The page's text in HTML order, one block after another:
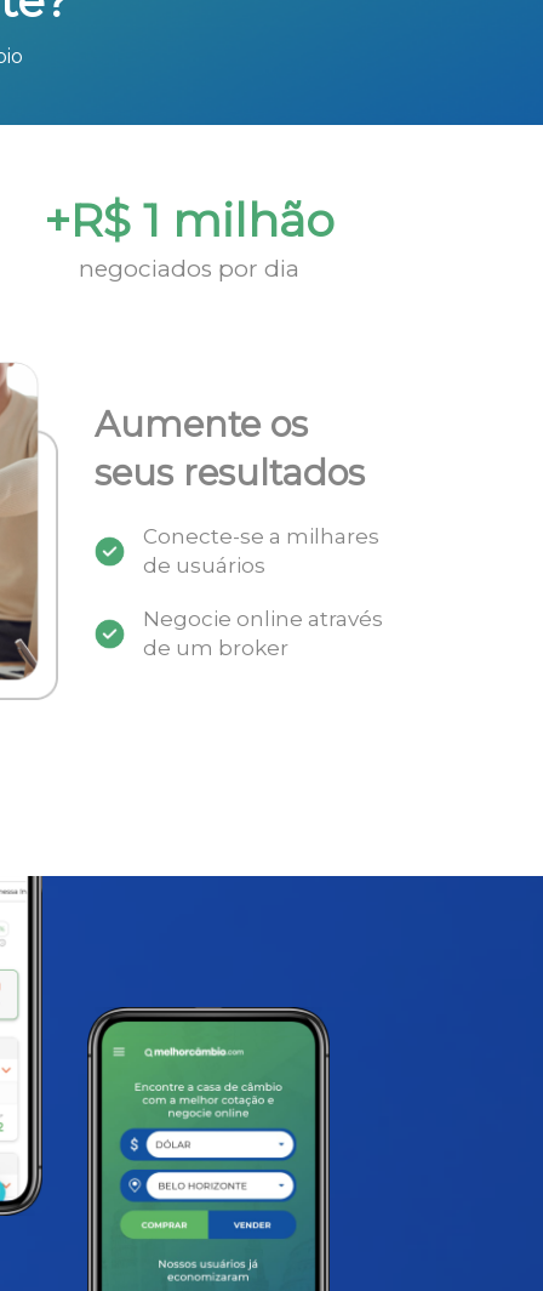
+R$ 1 milhão
negociados por dia
Aumente os
seus resultados
Conecte-se a milhares
de usuários
Negocie online através
de um broker